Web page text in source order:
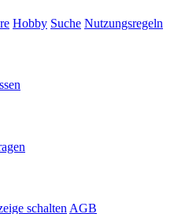
Hobby Suche Nutzungsregeln
schalten AGB